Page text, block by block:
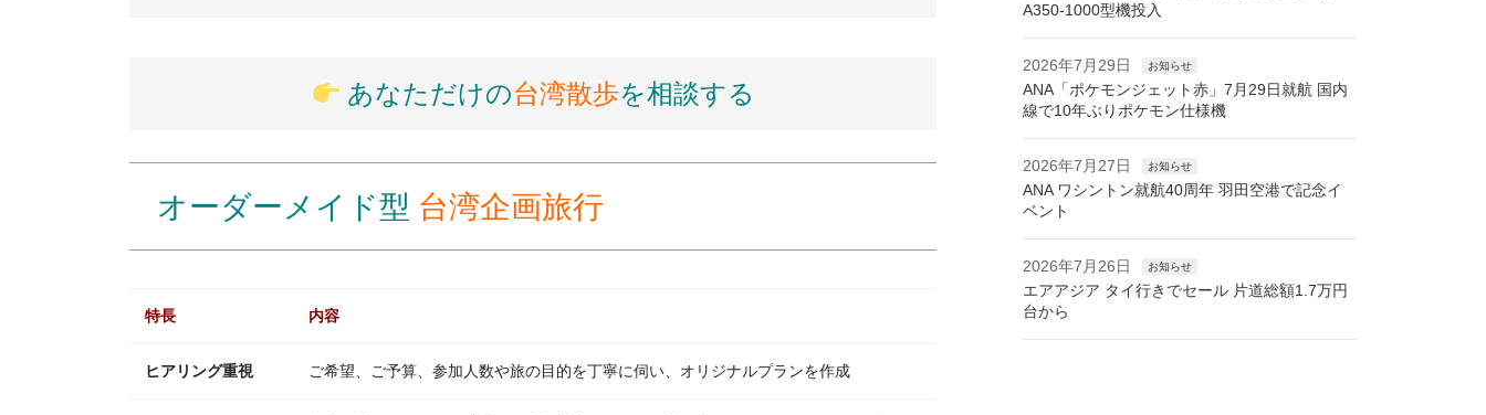
あなただけの台湾散歩を相談する
オーダーメイド型 台湾企画旅行
特長 内容
ヒアリング重視 ご希望、ご予算、参加人数や旅の目的を丁寧に伺い、オリジナルプランを作成
A350-1000型機投入
2026年7月29日 お知らせ
ANA「ポケモンジェット赤」7月29日就航 国内
線で10年ぶりポケモン仕様機
2026年7月27日 お知らせ
ANA ワシントン就航40周年 羽田空港で記念イ
ベント
2026年7月26日 お知らせ
エアアジア タイ行きでセール 片道総額1.7万円
台から